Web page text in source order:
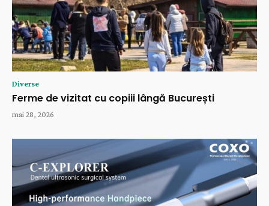
Diverse
Ferme de vizitat cu copiii lângă București
mai 28, 2026